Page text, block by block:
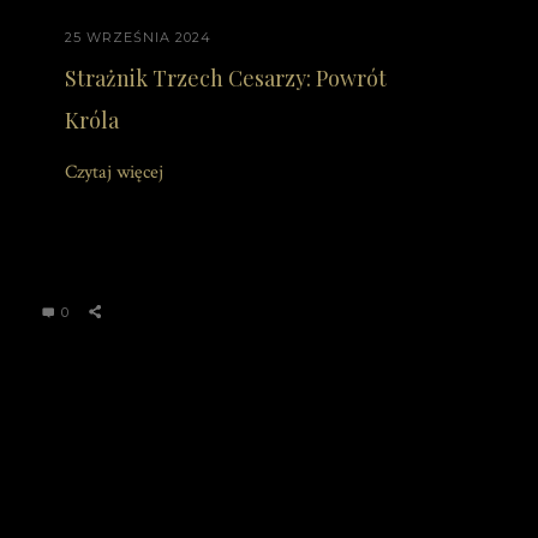
25 WRZEŚNIA 2024
Strażnik Trzech Cesarzy: Powrót
Króla
Czytaj więcej
0